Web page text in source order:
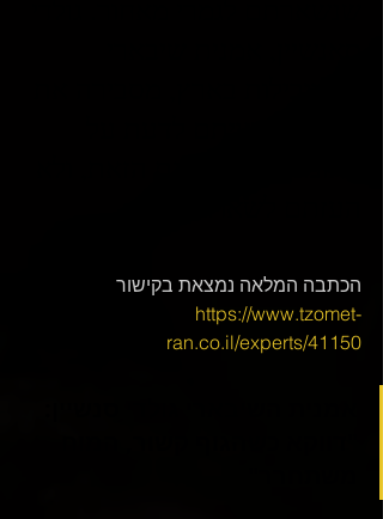
הכתבה המלאה נמצאת בקישור
https://www.tzomet-
ran.co.il/experts/41150